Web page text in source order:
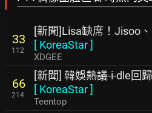
33
112
[新聞]Lisa缺席！Jisoo
[ KoreaStar]
XDGEE
66
214
[新聞] 韓娛熱議-i-dle回
[ KoreaStar]
Teentop